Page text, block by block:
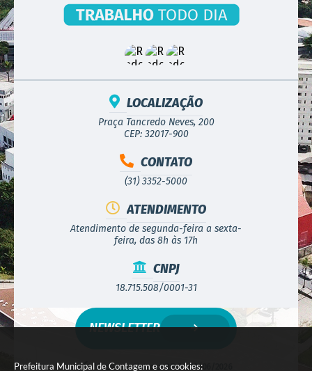
Prefeitura Municipal de Contagem e os cookies:
LOCALIZAÇÃO
Praça Tancredo Neves, 200
CEP: 32017-900
CONTATO
(31) 3352-5000
ATENDIMENTO
Atendimento de segunda-feira a sexta-
feira, das 8h às 17h
CNPJ
18.715.508/0001-31
Versão do Sistema:3.5.3 - 19/06/2026
NEWSLETTER